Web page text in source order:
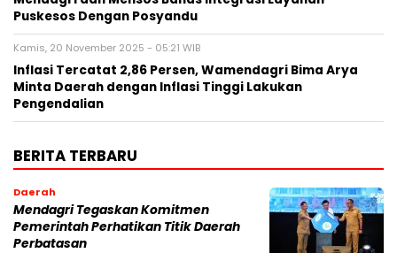
Puskesos Dengan Posyandu
Kamis, 20 November 2025 - 05:21 WIB
Inflasi Tercatat 2,86 Persen, Wamendagri Bima Arya
Minta Daerah dengan Inflasi Tinggi Lakukan
Pengendalian
BERITA TERBARU
Daerah
Mendagri Tegaskan Komitmen
Pemerintah Perhatikan Titik Daerah
Perbatasan